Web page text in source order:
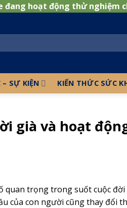
đang hoạt động thử nghiệm
SỰ KIỆN KIẾN THỨC SỨC
già và hoạt
quan trọng trong suốt cuộc
của con người cũng thay đổi